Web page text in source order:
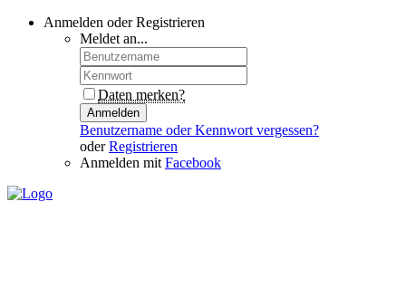
Anmelden oder Registrieren
Meldet an...
Daten merken?
Anmelden
Benutzername oder Kennwort vergessen?
oderRegistrieren
Anmelden mit Facebook